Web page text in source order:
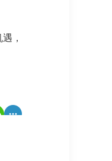
，